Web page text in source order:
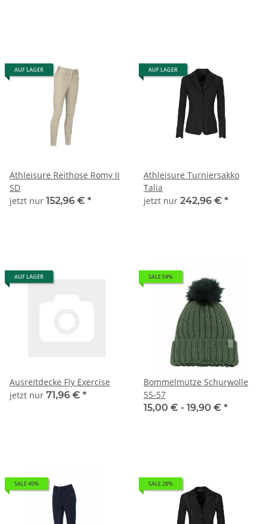
AUF LAGER
Athleisure Reithose Romy II
SD
jetzt nur 152,96 € *
AUF LAGER
Athleisure Turniersakko
Talia
jetzt nur 242,96 € *
AUF LAGER
Ausreitdecke Fly Exercise
jetzt nur 71,96 € *
SALE 54%
Bommelmütze Schurwolle
55-57
15,00 € - 19,90 € *
SALE 45% SALE 28%